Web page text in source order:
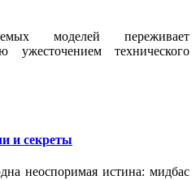
моделей переживает
ужесточением технического
и секреты
неоспоримая истина: мидбас